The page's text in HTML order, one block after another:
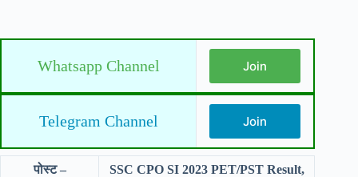
Whatsapp Channel Join
Telegram Channel Join
पोस्ट – SSC CPO SI 2023 PET/PST Result,